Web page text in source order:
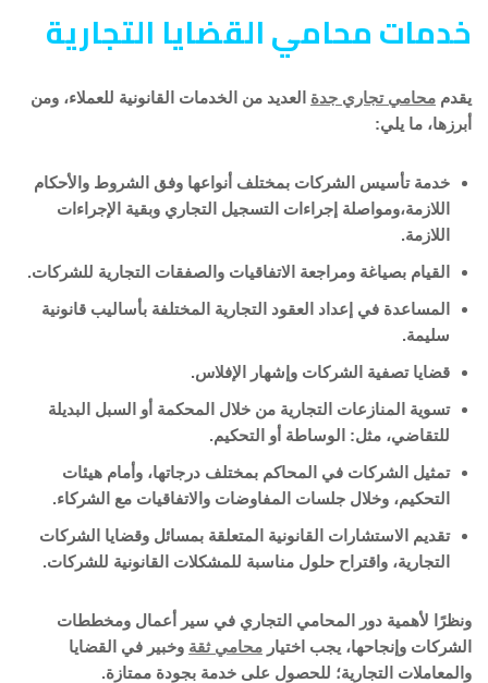
خدمات محامي القضايا التجارية
يقدم محامي تجاري جدة العديد من الخدمات القانونية للعملاء، ومن
أبرزها، ما يلي:
خدمة تأسيس الشركات بمختلف أنواعها وفق الشروط والأحكام
اللازمة،ومواصلة إجراءات التسجيل التجاري وبقية الإجراءات
اللازمة.
القيام بصياغة ومراجعة الاتفاقيات والصفقات التجارية للشركات.
المساعدة في إعداد العقود التجارية المختلفة بأساليب قانونية
سليمة.
قضايا تصفية الشركات وإشهار الإفلاس.
تسوية المنازعات التجارية من خلال المحكمة أو السبل البديلة
للتقاضي، مثل: الوساطة أو التحكيم.
تمثيل الشركات في المحاكم بمختلف درجاتها، وأمام هيئات
التحكيم، وخلال جلسات المفاوضات والاتفاقيات مع الشركاء.
تقديم الاستشارات القانونية المتعلقة بمسائل وقضايا الشركات
التجارية، واقتراح حلول مناسبة للمشكلات القانونية للشركات.
ونظرًا لأهمية دور المحامي التجاري في سير أعمال ومخططات
الشركات وإنجاحها، يجب اختيار محامي ثقة وخبير في القضايا
والمعاملات التجارية؛ للحصول على خدمة بجودة ممتازة.